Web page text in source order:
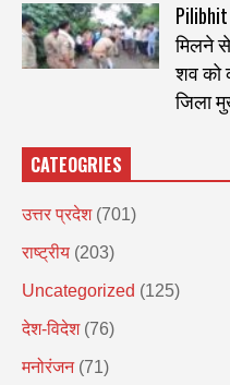
मिलने
शव को
जिला
CATEOGRIES
उत्तर प्रदेश (701)
राष्ट्रीय (203)
Uncategorized (125)
देश-विदेश (76)
मनोरंजन (71)